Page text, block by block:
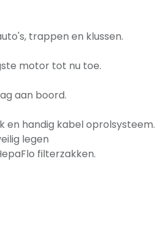
trappen en klussen.
motor tot nu toe.
aan boord.
en handig kabel oprolsysteem.
legen
filterzakken.